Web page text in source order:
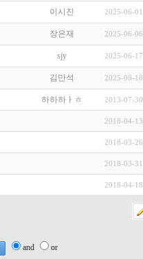
이시진 2025-06-01
장은재 2025-06-06
sjy 2025-06-17
김만석 2025-08-18
하하하ㅏㅎ 2013-07-30
2018-04-13
2018-03-26
2018-03-31
2018-04-18
and or